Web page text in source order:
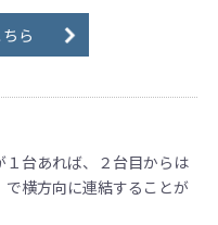
ら
台あれば、２台目からは
横方向に連結することが